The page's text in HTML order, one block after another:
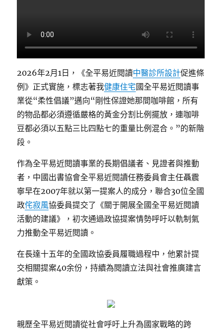
2026年2月1日，《全平易近閱讀中醫診所設計促進條
例》正式實施，標志著我健康住宅國全平易近閱讀事
業從“柔性倡議”邁向“剛性保證她那間咖啡館，所有
的物品都必須遵循嚴格的黃金分割比例擺放，連咖啡
豆都必須以五點三比四點七的重量比例混合。”的新階
段。
作為全平易近閱讀事業的長期倡議者、見證者與推動
者，中國出書協會全平易近閱讀任務委員會主任聶震
寧早在2007年就以第一提案人的成分，聯合30位全國
政侘寂風協委員提交了《關于開展全國全平易近閱讀
活動的建議》，初次通過政協提案情勢呼吁以軌制氣
力推動全平易近閱讀。
在長達十五年的全國政協委員履職過程中，他累計提
交相關提案40余份，持續為閱讀立法與社會推廣建言
獻策。
親歷全平易近閱讀從社會呼吁上升為國家戰略的跨